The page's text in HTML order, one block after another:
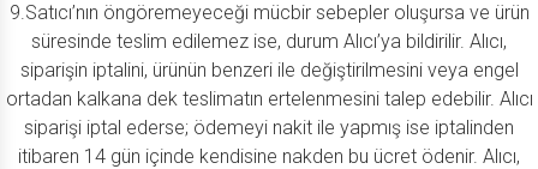
9.Satıcı’nın öngöremeyeceği mücbir sebepler oluşursa ve ürün
süresinde teslim edilemez ise, durum Alıcı’ya bildirilir. Alıcı,
siparişin iptalini, ürünün benzeri ile değiştirilmesini veya engel
ortadan kalkana dek teslimatın ertelenmesini talep edebilir. Alıcı
siparişi iptal ederse; ödemeyi nakit ile yapmış ise iptalinden
itibaren 14 gün içinde kendisine nakden bu ücret ödenir. Alıcı,